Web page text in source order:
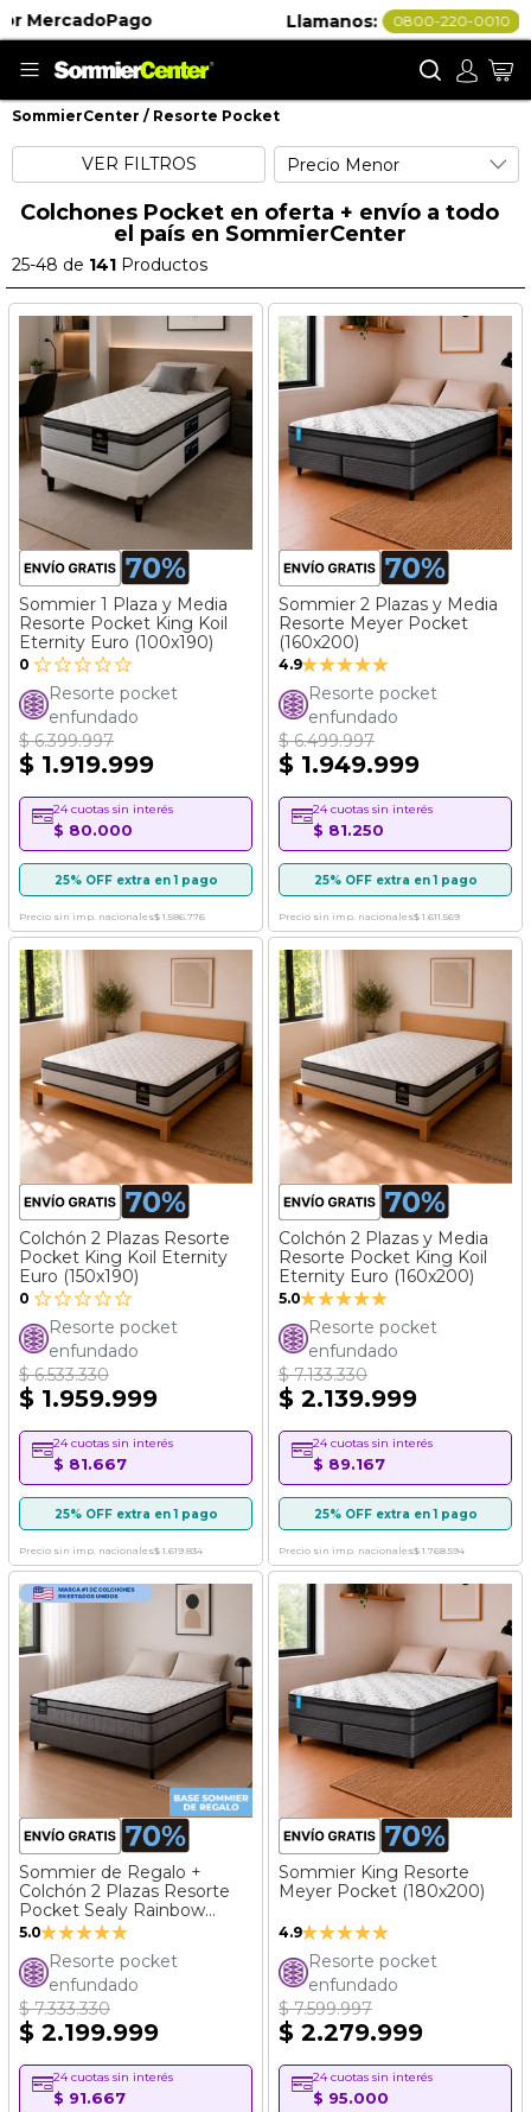
Llamanos: 0800-220-0010 o chateá por
Buscar
SommierCenter Resorte Pocket
Resorte Pocket
VER FILTROS
Colchones Pocket en oferta + envío a todo
el país en SommierCenter
25-48 de 141 Productos
Sommier 1 Plaza y Media
Resorte Pocket King Koil
Eternity Euro (100x190)
0
Resorte pocket
enfundado
$ 6.399.997
$ 1.919.999
24 cuotas sin interés
$ 80.000
25% OFF extra en 1 pago
Precio sin imp. nacionales$ 1.586.776
Sommier 2 Plazas y Media
Resorte Meyer Pocket
(160x200)
4.9Valoración:
97%Resorte pocket
enfundado
$ 6.499.997
$ 1.949.999
24 cuotas sin interés
$ 81.250
25% OFF extra en 1 pago
Precio sin imp. nacionales$ 1.611.569
Colchón 2 Plazas Resorte
Pocket King Koil Eternity
Euro (150x190)
0
Resorte pocket
enfundado
$ 6.533.330
$ 1.959.999
24 cuotas sin interés
$ 81.667
25% OFF extra en 1 pago
Precio sin imp. nacionales$ 1.619.834
Colchón 2 Plazas y Media
Resorte Pocket King Koil
Eternity Euro (160x200)
5.0Valoración:
100%
Resorte pocket
enfundado
$ 7.133.330
$ 2.139.999
24 cuotas sin interés
$ 89.167
25% OFF extra en 1 pago
Precio sin imp. nacionales$ 1.768.594
Sommier de Regalo +
Colchón 2 Plazas Resorte
Pocket Sealy Rainbow
(140x190)
5.0Valoración:
100%
Resorte pocket
enfundado
$ 7.333.330
$ 2.199.999
24 cuotas sin interés
$ 91.667
Sommier King Resorte
Meyer Pocket (180x200)
4.9Valoración:
98%Resorte pocket
enfundado
$ 7.599.997
$ 2.279.999
24 cuotas sin interés
$ 95.000